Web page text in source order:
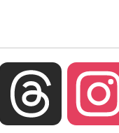
Facebook Threads
August 6, 2026
UTTARAKHAND NEWS
तीलू रौतेली पुरस्कार के
चयन : रेखा आर्या